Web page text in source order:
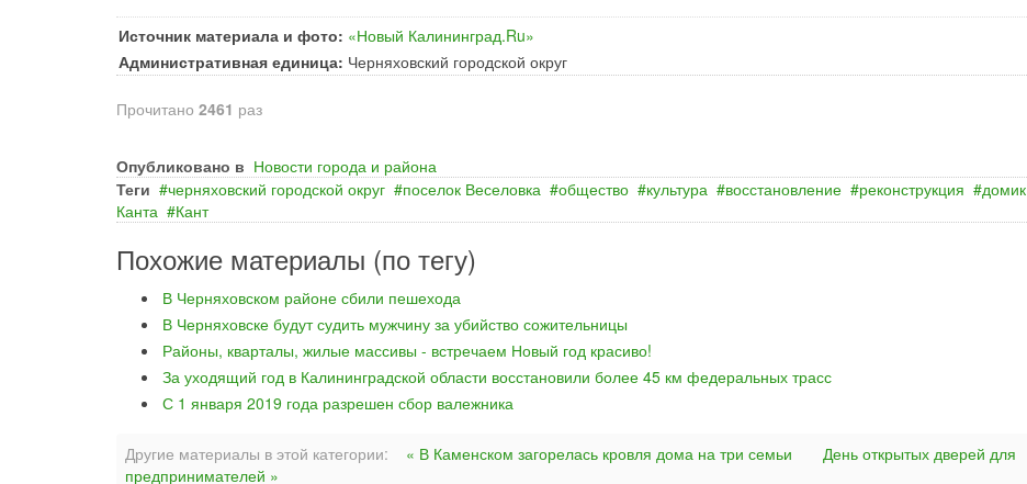
Источник материала и фото: «Новый Калининград.Ru»
Административная единица: Черняховский городской округ
Прочитано 2461 раз
Опубликовано в Новости города и района
Теги
черняховский городской округ поселок Веселовка общество культура восстановление реконструкция
домик
Канта
Кант
Похожие материалы (по тегу)
В Черняховском районе сбили пешехода
В Черняховске будут судить мужчину за убийство сожительницы
Районы, кварталы, жилые массивы - встречаем Новый год красиво!
За уходящий год в Калининградской области восстановили более 45 км федеральных трасс
С 1 января 2019 года разрешен сбор валежника
Другие материалы в этой категории: « В Каменском загорелась кровля дома на три семьи
День открытых дверей для
предпринимателей »